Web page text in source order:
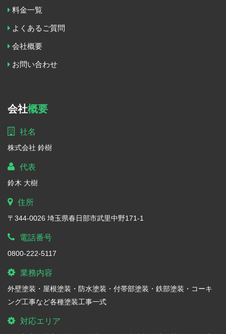
料金一覧
よくあるご質問
会社概要
お問い合わせ
会社概要
社名
株式会社 鈴樹
代表
鈴木 大樹
住所
〒344-0026 埼玉県春日部市武里中野171-1
電話番号
0800-222-5117
業務内容
外壁塗装・屋根塗装・防水塗装・付帯部塗装・鉄部塗装・コーキ
ング工事など各種塗装工事一式
対応エリア